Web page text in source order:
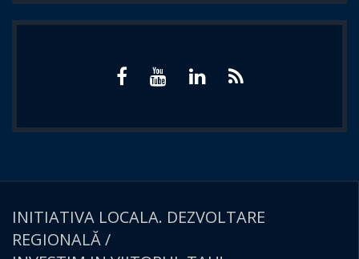
INITIATIVA LOCALA. DEZVOLTARE
REGIONALĂ /